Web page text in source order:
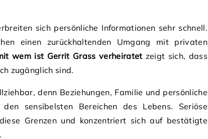
sich persönliche Informationen sehr schnell.
einen zurückhaltenden Umgang mit privaten
wem ist Gerrit Grass verheiratet zeigt sich, dass
zugänglich sind.
denn Beziehungen, Familie und persönliche
sensibelsten Bereichen des Lebens. Seriöse
Grenzen und konzentriert sich auf bestätigte